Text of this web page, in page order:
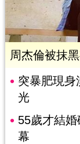
周杰倫被抹
突暴肥現
光
55歲才結
幕